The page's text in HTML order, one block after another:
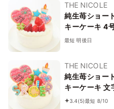
THE NICOLE
純生苺ショー
キーケーキ 4
グセットです
最短 明後日
THE NICOLE
純生苺ショー
キーケーキ 文
12cm （お得
3.4(5)最短 8/10